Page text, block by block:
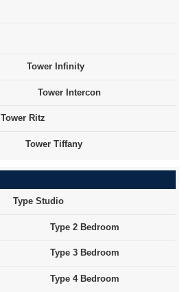
Tower Infinity
Tower Intercon
Tower Ritz
Tower Tiffany
Type Studio
Type 2 Bedroom
Type 3 Bedroom
Type 4 Bedroom